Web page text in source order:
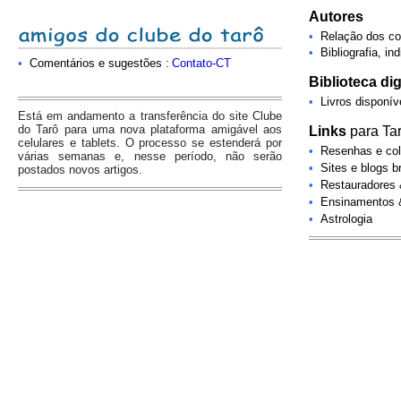
• Comentários e sugestões : Contato-CT
Está em andamento a transferência do site Clube
do Tarô para uma nova plataforma amigável aos
celulares e tablets. O processo se estenderá por
várias semanas e, nesse período, não serão
postados novos artigos.
Autores
•
Relação dos
•
Bibliografia,
Biblioteca
• Livros
Links para
•
Resenhas e
• Sites e blogs
•
Restauradores
•
Ensinamentos
• Astrologia